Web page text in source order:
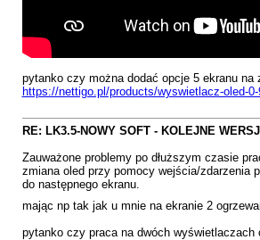
pytanko czy można dodać opcje 5 ekranu
https://nettigo.pl/products/wyswietlacz-oled-
RE: LK3.5-NOWY SOFT - KOLEJNE
Zauważone problemy po dłuższym czasie
zmiana oled przy pomocy wejścia/zdarzenia
do następnego ekranu.
mając np tak jak u mnie na ekranie 2
pytanko czy praca na dwóch wyświetlaczach